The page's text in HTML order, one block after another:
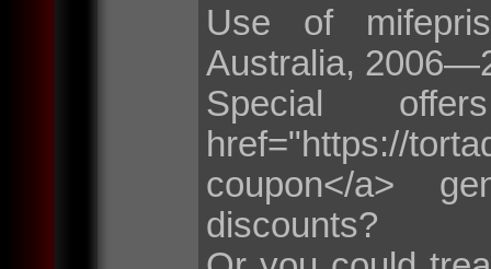
Use of
Australia,
Special
href="https://
coupon</a>
discounts?